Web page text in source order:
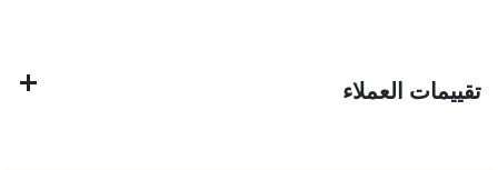
تقييمات العملاء